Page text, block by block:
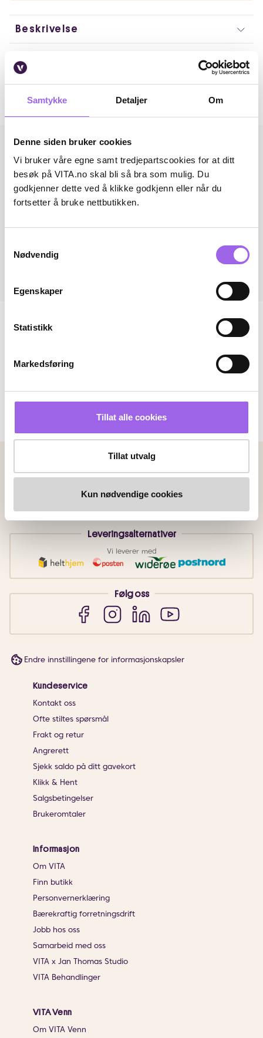
Samtykke Detaljer Om
Denne siden bruker cookies
Vi bruker våre egne samt tredjepartscookies for at ditt
besøk på VITA.no skal bli så bra som mulig. Du
godkjenner dette ved å klikke godkjenn eller når du
fortsetter å bruke nettbutikken.
Nødvendig
Egenskaper
Statistikk
Markedsføring
Tillat alle cookies
Tillat utvalg
Kun nødvendige cookies
Beskrivelse
Andre har også kjøpt..
Betalingsmetoder
FakturaVippsKortbetaling
Leveringsalternativer
Vi leverer med
Følg oss
Endre innstillingene for informasjonskapsler
Kundeservice
Kontakt oss
Ofte stiltes spørsmål
Frakt og retur
Angrerett
Sjekk saldo på ditt gavekort
Klikk & Hent
Salgsbetingelser
Brukeromtaler
Informasjon
Om VITA
Finn butikk
Personvernerklæring
Bærekraftig forretningsdrift
Jobb hos oss
Samarbeid med oss
VITA x Jan Thomas Studio
VITA Behandlinger
VITA Venn
Om VITA Venn